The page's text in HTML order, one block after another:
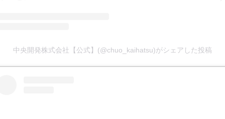
中央開発株式会社【公式】(@chuo_kaihatsu)がシェアした投稿